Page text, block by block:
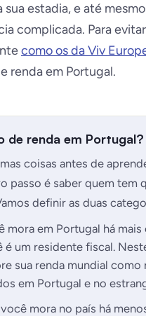
sua estadia, e até
complicada. Para
como os da Viv
renda em Portugal.
de renda em Portugal?
coisas antes de
passo é saber quem tem
definir as duas
mora em Portugal há
é um residente fiscal.
sua renda mundial como
em Portugal e no
mora no país há